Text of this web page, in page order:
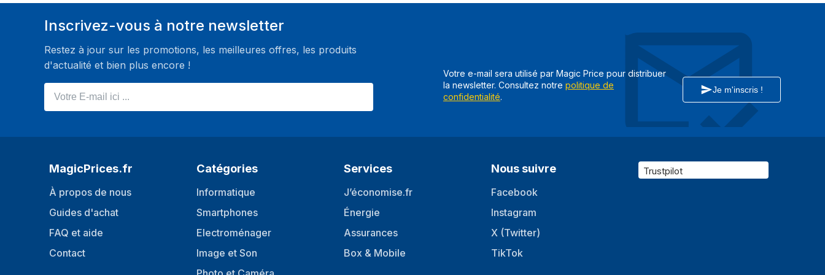
Plage d’efficacité énergétique A à G
Taille de l'écran 68,6 cm (27")
Format d'image
Type HD Quad HD
Type de panneau IPS
Forme d'écran Plat
Taux de contraste 1000:1
Taux de d'actualisation maximal 75 Hz
-45 - 45°
Incrustation d'images (PIP) Oui
Affichage à l'écran (OSD)
position de marché Professionnel
Couleur du produit
Support détachable
Inscrivez-vous à notre newsletter
Restez à jour sur les promotions, les meilleures offres, les produits
d'actualité et bien plus encore !
Votre e-mail sera utilisé par Magic Price pour distribuer
la newsletter. Consultez notre politique de
confidentialité.
Je m'inscris !
MagicPrices.fr
À propos de nous
Guides d'achat
FAQ et aide
Contact
Catégories
Informatique
Smartphones
Electroménager
Image et Son
Services
J’économise.fr
Énergie
Assurances
Box & Mobile
Nous suivre
Facebook
Instagram
X (Twitter)
TikTok
Trustpilot